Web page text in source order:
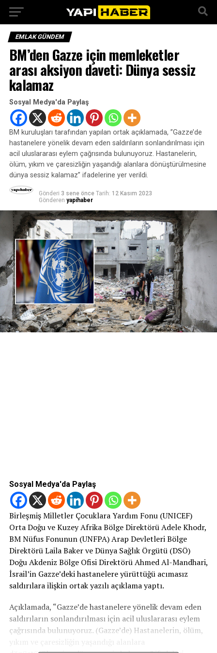
EMLAK GÜNDEM
BM’den Gazze için memleketler
arası aksiyon daveti: Dünya sessiz
kalamaz
Sosyal Medya'da Paylaş
BM kuruluşları tarafından yapılan ortak açıklamada, ”Gazze’de
hastanelere yönelik devam eden saldırıların sonlandırılması için
acil uluslararası eylem çağrısında bulunuyoruz. Hastanelerin,
ölüm, yıkım ve çaresizliğin yaşandığı alanlara dönüştürülmesine
dünya sessiz kalamaz” ifadelerine yer verildi.
Gönderi 3 sene önce Tarih: 12 Kasım 2023
Gönderen yapihaber
Sosyal Medya'da Paylaş
Birleşmiş Milletler Çocuklara Yardım Fonu (UNICEF)
Orta Doğu ve Kuzey Afrika Bölge Direktörü Adele Khodr,
BM Nüfus Fonunun (UNFPA) Arap Devletleri Bölge
Direktörü Laila Baker ve Dünya Sağlık Örgütü (DSÖ)
Doğu Akdeniz Bölge Ofisi Direktörü Ahmed Al-Mandhari,
İsrail’in Gazze’deki hastanelere yürüttüğü acımasız
saldırılara ilişkin ortak yazılı açıklama yaptı.
Açıklamada, “Gazze’de hastanelere yönelik devam eden
saldırıların sonlandırılması için acil uluslararası eylem
çağrısında bulunuyoruz. (Gazze’de) Hastanelerin, ölüm,
yıkım ve çaresizliğin yaşandığı alanlara